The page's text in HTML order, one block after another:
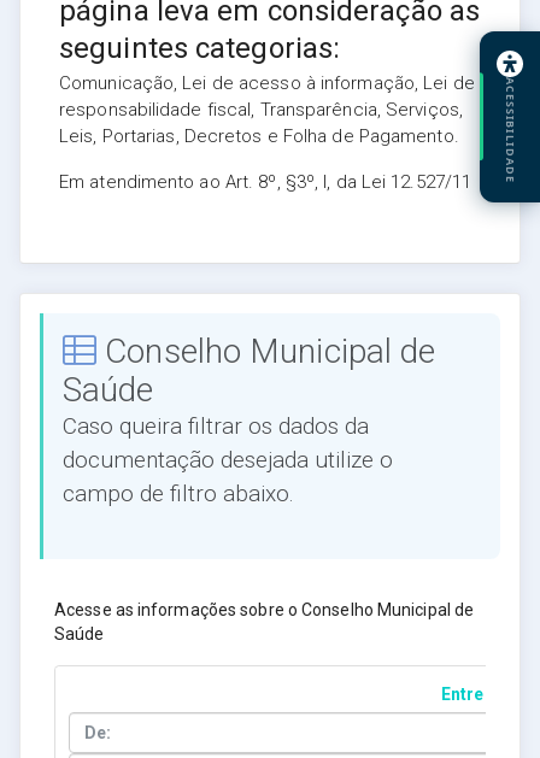
página leva em consideração as
seguintes categorias:
Comunicação, Lei de acesso à informação, Lei de
responsabilidade fiscal, Transparência, Serviços,
Leis, Portarias, Decretos e Folha de Pagamento.
Em atendimento ao Art. 8º, §3º, I, da Lei 12.527/11
Conselho Municipal de
Saúde
Caso queira filtrar os dados da
documentação desejada utilize o
campo de filtro abaixo.
Acesse as informações sobre o Conselho Municipal de
Saúde
Entre Datas
ACESSIBILIDADE